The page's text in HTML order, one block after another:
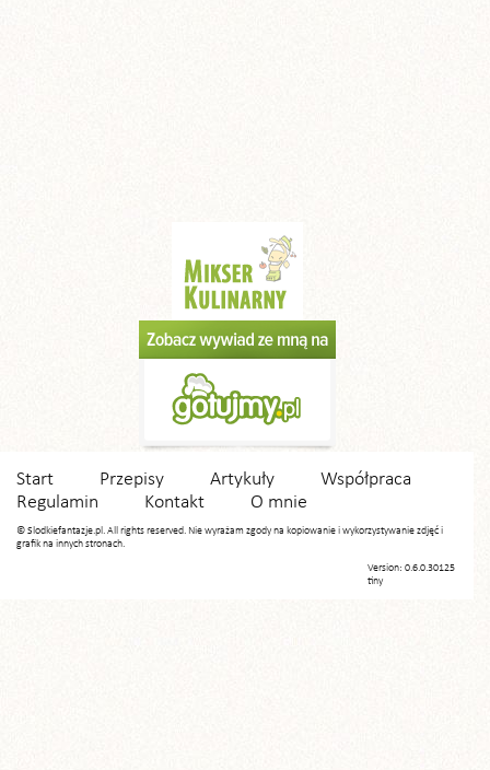
Start Przepisy Artykuły
Współpraca
Regulamin
Kontakt O mnie
© Slodkiefantazje.pl. All rights reserved. Nie wyrażam zgody na kopiowanie i wykorzystywanie zdjęć i
grafik na innych stronach.
Version: 0.6.0.30125
tiny